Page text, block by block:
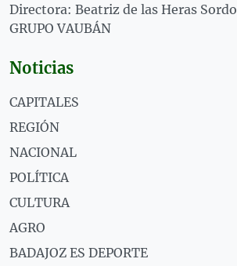
Directora: Beatriz de las Heras Sordo
GRUPO VAUBÁN
Noticias
CAPITALES
REGIÓN
NACIONAL
POLÍTICA
CULTURA
AGRO
BADAJOZ ES DEPORTE